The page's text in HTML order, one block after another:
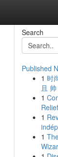
Search
Published
1 时
且 帅
1
1
1